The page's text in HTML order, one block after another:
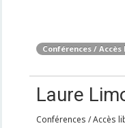
Conférences / Accès
Laure
Conférences / Accès